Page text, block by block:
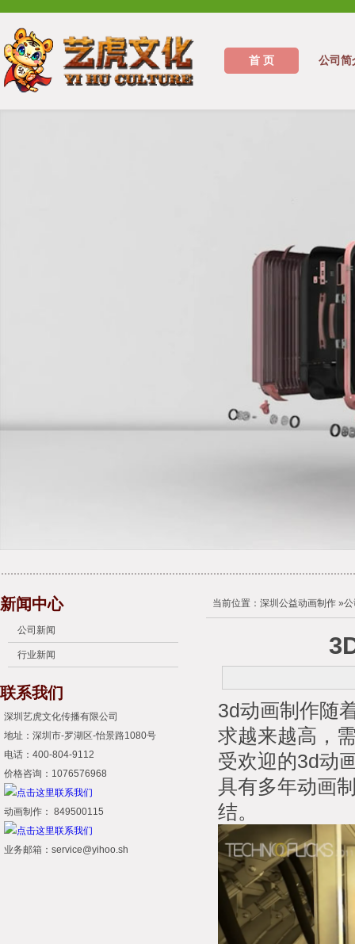
首 页 公司简
新闻中心
公司新闻
行业新闻
联系我们
深圳艺虎文化传播有限公司
地址：深圳市-罗湖区-怡景路1080号
电话：400-804-9112
价格咨询：1076576968
动画制作： 849500115
业务邮箱：service@yihoo.sh
当前位置： 深圳公益动画制作 »
3d动画制作随
求越来越高，
受欢迎的3d动
具有多年动画
结。